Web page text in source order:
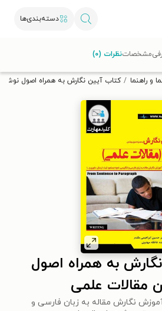
دسته‌بندی‌ها
از طاقچه دریافت کن.
و راهنما کتاب آیین نگارش به همراه اصول
به همراه اصول
مقالات علمی
آموزش نگارش مقاله به زبان فارسی و
مشخصاتنظرات (۰)